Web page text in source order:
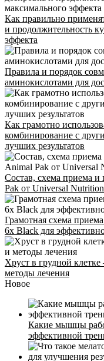
Как правильно
и продолжительность
эффекта
Правила и порядок
аминокислотами для
Как грамотно
комбинирование с
лучших результатов
Состав, схема приема
Pak от Universal
Грамотная схема
6x Black для
Хруст в грудной
методы лечения
Новое
Какие мышцы
эффективной